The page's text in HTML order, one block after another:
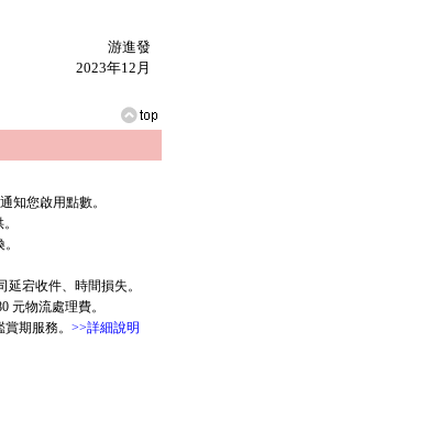
游進發
2023年12月
知您啟用點數。
宕收件、時間損失。
元物流處理費。
期服務。 >>詳細說明